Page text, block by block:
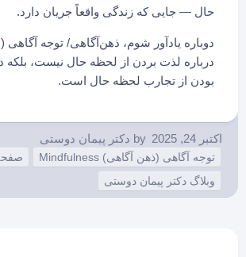
حال — جایی که زندگی واقعاً جریان دارد.
دوباره یادآور شوم، ذهن‌آگاهی/ توجه آگاهی
درباره لذت بردن از لحظه حال نیست، بلکه
بودن از تجارب لحظه حال است.
اکتبر 24, 2025 by دکتر پیمان دوستی
توجه آگاهی (ذهن آگاهی) Mindfulness
وبلاگ دکتر پیمان دوستی